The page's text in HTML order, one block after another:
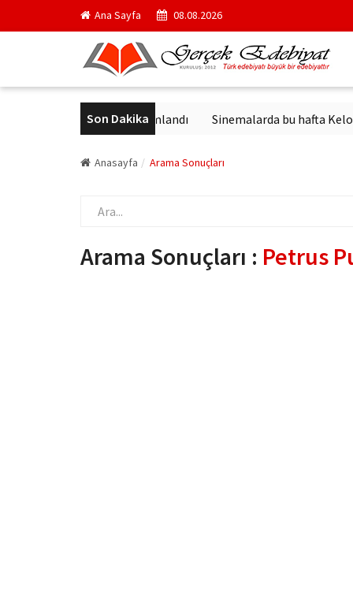
Ana Sayfa 08.08.2026
Son Dakika
en ünlü yapıtı yayımlandı Sinemalarda bu hafta
Anasayfa Arama Sonuçları
Arama Sonuçları : Petrus